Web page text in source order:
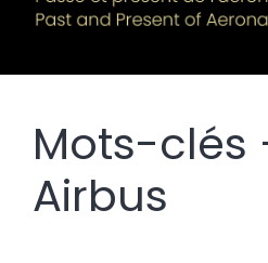
Mots-clés
Airbus